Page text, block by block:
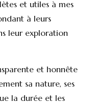
et utiles à mes
à leurs
leur exploration
et honnête
sa nature, ses
la durée et les